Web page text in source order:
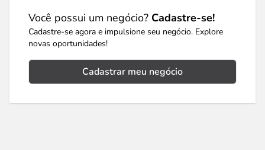
Você possui um negócio? Cadastre-se!
Cadastre-se agora e impulsione seu negócio. Explore
novas oportunidades!
Cadastrar meu negócio